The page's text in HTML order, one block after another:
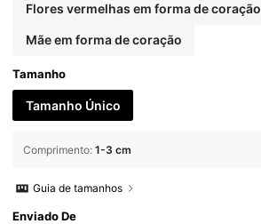
Flores vermelhas em forma de coração
Mãe em forma de coração
Tamanho
Tamanho Único
Comprimento: 1-3 cm
Guia de tamanhos
Enviado De